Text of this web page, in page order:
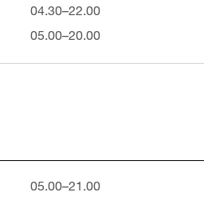
04.30–22.00
05.00–20.00
05.00–21.00